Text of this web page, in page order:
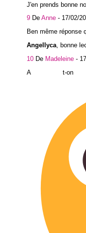
J'en prends bonne
9 De Anne - 17/02/
Ben même réponse
Angellyca , bonne
10 De Madeleine -
A t-on